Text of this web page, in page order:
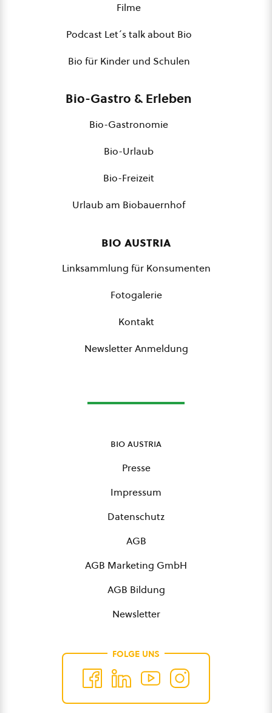
Filme
Podcast Let´s talk about Bio
Bio für Kinder und Schulen
Bio-Gastro & Erleben
Bio-Gastronomie
Bio-Urlaub
Bio-Freizeit
Urlaub am Biobauernhof
bio austria
Linksammlung für Konsumenten
Fotogalerie
Kontakt
Newsletter Anmeldung
bio austria
Presse
Impressum
Datenschutz
AGB
AGB Marketing GmbH
AGB Bildung
Newsletter
FOLGE UNS